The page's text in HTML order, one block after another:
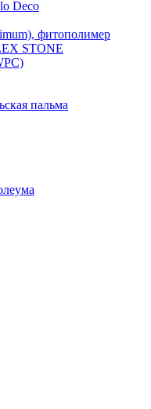
Deco
фитополимер
STONE
пальма